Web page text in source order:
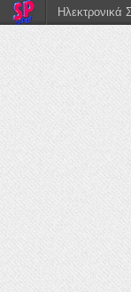
Ηλεκτρονικά